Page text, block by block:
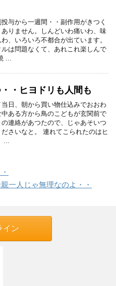
与から一週間・・副作用がきつく
りません。しんどいわ痛いわ、味
、いろいろ不都合が出ています。
は問題なくて、あれこれ楽しんで
...
・ヒヨドリも人間も
日、朝から買い物仕込みでおおわ
中ある方から鳥のこどもが玄関前で
連絡があつたので、じゃあそいつ
さいなと。 連れてこられたのはヒ
...
一人じゃ無理なのよ・・
イン